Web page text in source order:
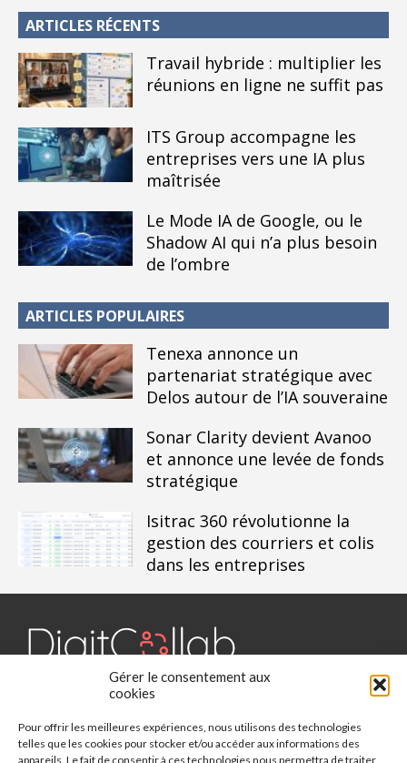
Gérer le consentement aux
cookies
Pour offrir les meilleures expériences, nous utilisons des technologies
telles que les cookies pour stocker et/ou accéder aux informations des
appareils. Le fait de consentir à ces technologies nous permettra de traiter
ARTICLES RÉCENTS
Travail hybride : multiplier les
réunions en ligne ne suffit pas
ITS Group accompagne les
entreprises vers une IA plus
maîtrisée
Le Mode IA de Google, ou le
Shadow AI qui n’a plus besoin
de l’ombre
ARTICLES POPULAIRES
Tenexa annonce un
partenariat stratégique avec
Delos autour de l’IA souveraine
Sonar Clarity devient Avanoo
et annonce une levée de fonds
stratégique
Isitrac 360 révolutionne la
gestion des courriers et colis
dans les entreprises
Digit Collab est un média dédié aux outils collaboratifs, retrouvez
des études, des évènements, des livres blancs et les nominations
du secteur. Retrouvez toutes les informations sur les innovations